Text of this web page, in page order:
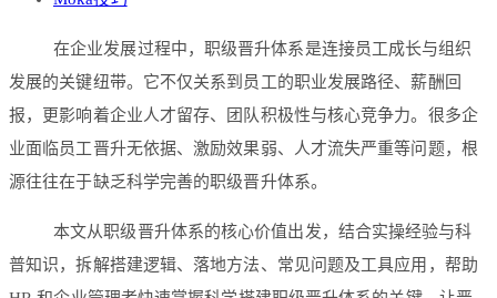
在企业发展过程中，职级晋升体系是连接员工成长与组织
发展的关键纽带。它不仅关系到员工的职业发展路径、薪酬回
报，更影响着企业人才留存、团队积极性与核心竞争力。很多企
业面临员工晋升无依据、激励效果弱、人才流失严重等问题，根
源往往在于缺乏科学完善的职级晋升体系。
本文从职级晋升体系的核心价值出发，结合实操经验与科
普知识，拆解搭建逻辑、落地方法、常见问题及工具应用，帮助